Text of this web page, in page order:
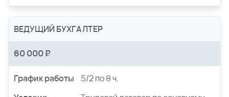
ВЕДУЩИЙ БУХГАЛТЕР
60 000 ₽
График работы
5/2 по 8 ч.